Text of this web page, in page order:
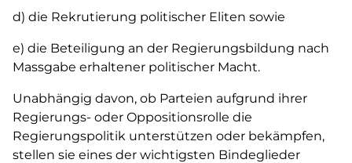
d) die Rekrutierung politischer Eliten sowie
e) die Beteiligung an der Regierungsbildung nach
Massgabe erhaltener politischer Macht.
Unabhängig davon, ob Parteien aufgrund ihrer
Regierungs- oder Oppositionsrolle die
Regierungspolitik unterstützen oder bekämpfen,
stellen sie eines der wichtigsten Bindeglieder